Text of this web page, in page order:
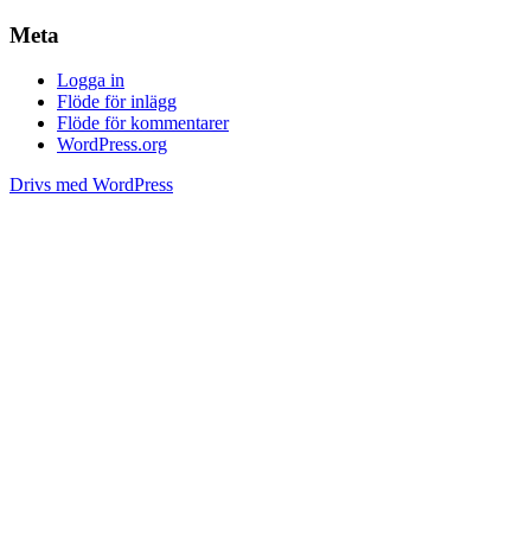
Meta
Logga in
Flöde för inlägg
Flöde för kommentarer
WordPress.org
Drivs med WordPress